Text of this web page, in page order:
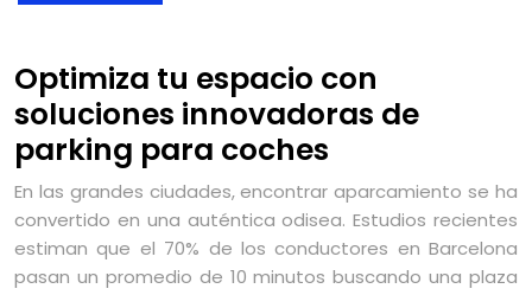
Optimiza tu espacio con
soluciones innovadoras de
parking para coches
En las grandes ciudades, encontrar aparcamiento se ha
convertido en una auténtica odisea. Estudios recientes
estiman que el 70% de los conductores en Barcelona
pasan un promedio de 10 minutos buscando una plaza